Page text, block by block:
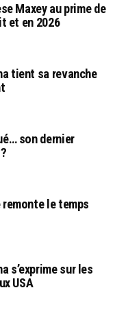
Maxey au prime de
et en 2026
tient sa revanche
son dernier
remonte le temps
s’exprime sur les
USA